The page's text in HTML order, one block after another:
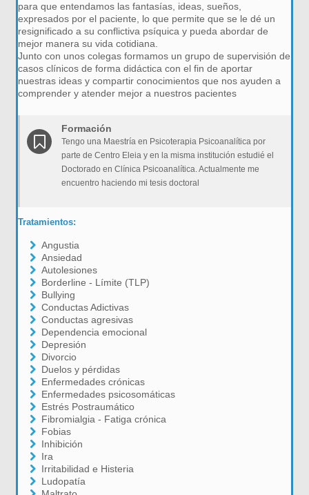
para que entendamos las fantasías, ideas, sueños,
expresados por el paciente, lo que permite que se le dé un
resignificado a su conflictiva psíquica y pueda abordar de
mejor manera su vida cotidiana.
Junto con unos colegas formamos un grupo de supervisión de
casos clínicos de forma didáctica con el fin de aportar
nuestras ideas y compartir conocimientos que nos ayuden a
comprender y atender mejor a nuestros pacientes
Formación
Tengo una Maestría en Psicoterapia Psicoanalítica por
parte de Centro Eleia y en la misma institución estudié el
Doctorado en Clínica Psicoanalítica. Actualmente me
encuentro haciendo mi tesis doctoral
Tratamientos:
Angustia
Ansiedad
Autolesiones
Borderline - Límite (TLP)
Bullying
Conductas Adictivas
Conductas agresivas
Dependencia emocional
Depresión
Divorcio
Duelos y pérdidas
Enfermedades crónicas
Enfermedades psicosomáticas
Estrés Postraumático
Fibromialgia - Fatiga crónica
Fobias
Inhibición
Ira
Irritabilidad e Histeria
Ludopatía